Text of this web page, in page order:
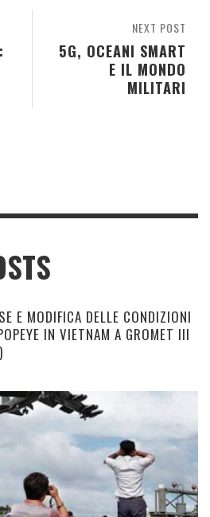
NEXT POST
5G, OCEANI SMART
E IL MONDO
MILITARI
E MODIFICA DELLE CONDIZIONI
IN VIETNAM A GROMET III